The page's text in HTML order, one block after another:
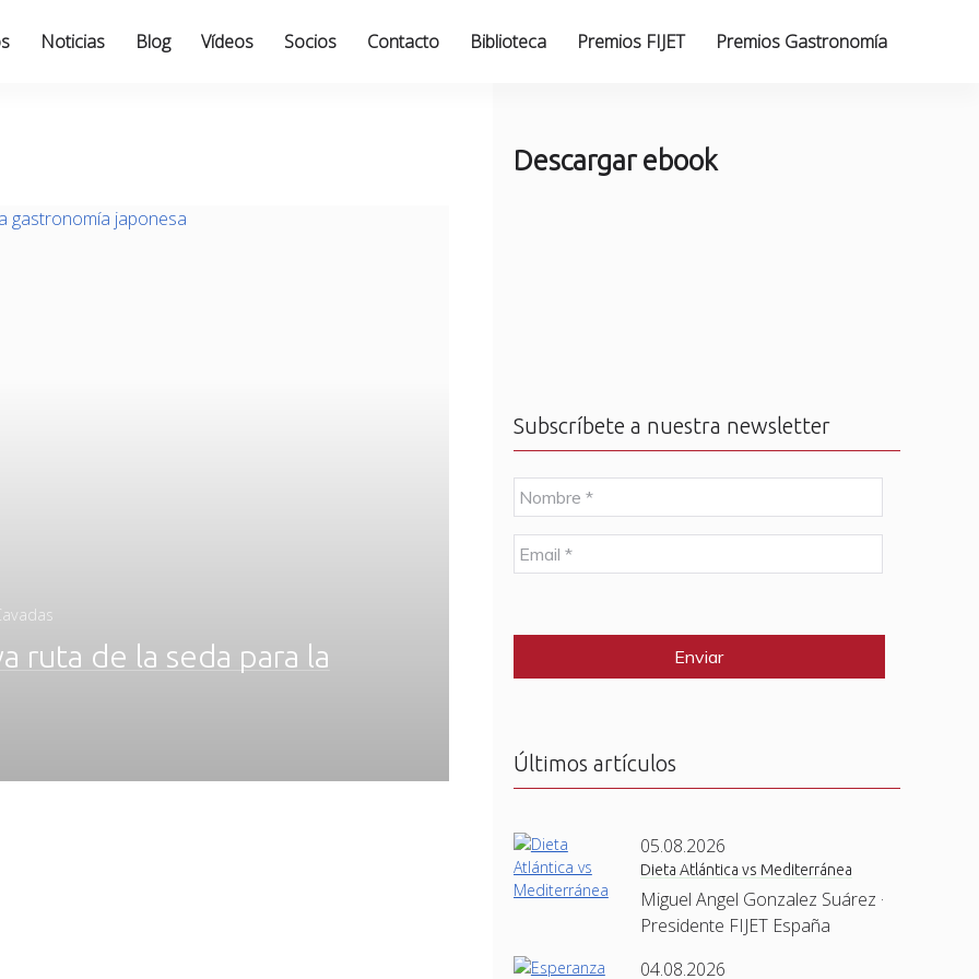
Noticias Blog Vídeos Socios Contacto Biblioteca Premios FIJET Premios Gastronomía
ruta de la seda para la
Descargar ebook
Subscríbete a nuestra newsletter
N
o
m
b
r
E
m
l
Últimos artículos
05.08.2026
Dieta Atlántica vs Mediterránea
Miguel Angel Gonzalez Suárez ·
Presidente FIJET España
04.08.2026